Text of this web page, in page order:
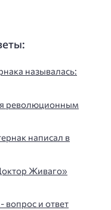
называлась:
революционным
написал в
Живаго»
вопрос и ответ